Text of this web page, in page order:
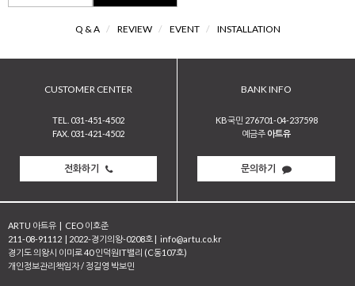
Q & A / REVIEW / EVENT / INSTALLATION
CUSTOMER CENTER
TEL. 031-451-4502
FAX. 031-421-4502
전화하기
BANK INFO
KB국민 276701-04-237598
예금주 아트유
문의하기
ARTU 아트유 | CEO 이호준
211-08-91112 | 2022-경기의왕-0208호 | info@artu.co.kr
경기도 의왕시 이미로 40 인덕원IT밸리 (C동107호)
개인정보관리책임자 / 정길영 박보민